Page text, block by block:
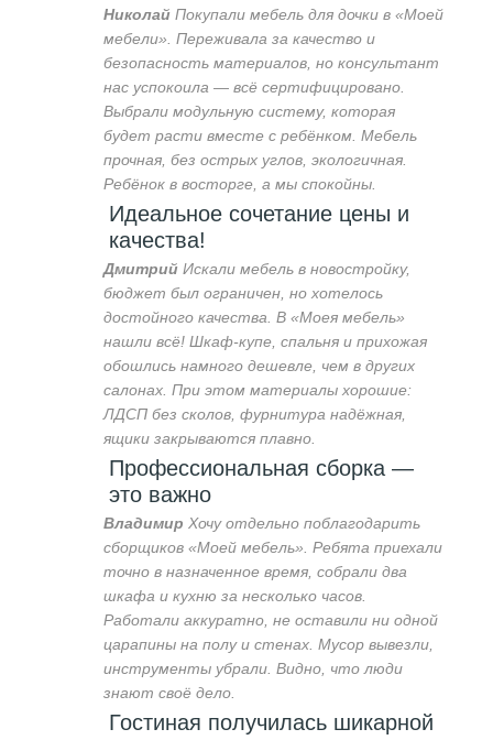
Николай Покупали мебель для дочки в «Моей
мебели». Переживала за качество и
безопасность материалов, но консультант
нас успокоила — всё сертифицировано.
Выбрали модульную систему, которая
будет расти вместе с ребёнком. Мебель
прочная, без острых углов, экологичная.
Ребёнок в восторге, а мы спокойны.
Идеальное сочетание цены и
качества!
Дмитрий Искали мебель в новостройку,
бюджет был ограничен, но хотелось
достойного качества. В «Моея мебель»
нашли всё! Шкаф-купе, спальня и прихожая
обошлись намного дешевле, чем в других
салонах. При этом материалы хорошие:
ЛДСП без сколов, фурнитура надёжная,
ящики закрываются плавно.
Профессиональная сборка —
это важно
Владимир Хочу отдельно поблагодарить
сборщиков «Моей мебель». Ребята приехали
точно в назначенное время, собрали два
шкафа и кухню за несколько часов.
Работали аккуратно, не оставили ни одной
царапины на полу и стенах. Мусор вывезли,
инструменты убрали. Видно, что люди
знают своё дело.
Гостиная получилась шикарной